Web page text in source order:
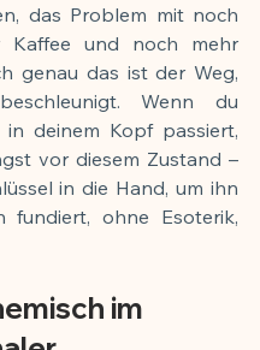
das Problem mit noch
Kaffee und noch mehr
genau das ist der Weg,
Wenn du
deinem Kopf passiert,
vor diesem Zustand –
in die Hand, um ihn
fundiert, ohne Esoterik,
im